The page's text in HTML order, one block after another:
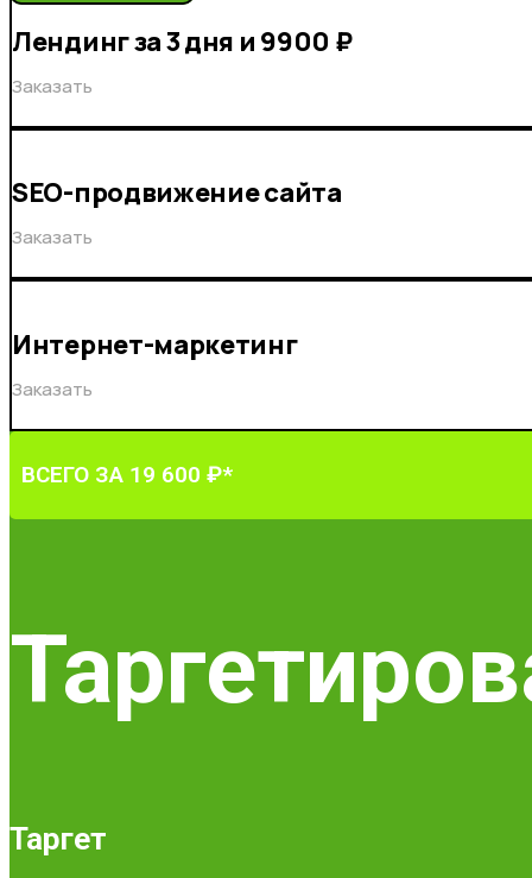
Лендинг за 3 дня и 9900 ₽
Заказать
SEO-продвижение сайта
Заказать
Интернет-маркетинг
Заказать
ВСЕГО ЗА 19 600 ₽*
Таргет